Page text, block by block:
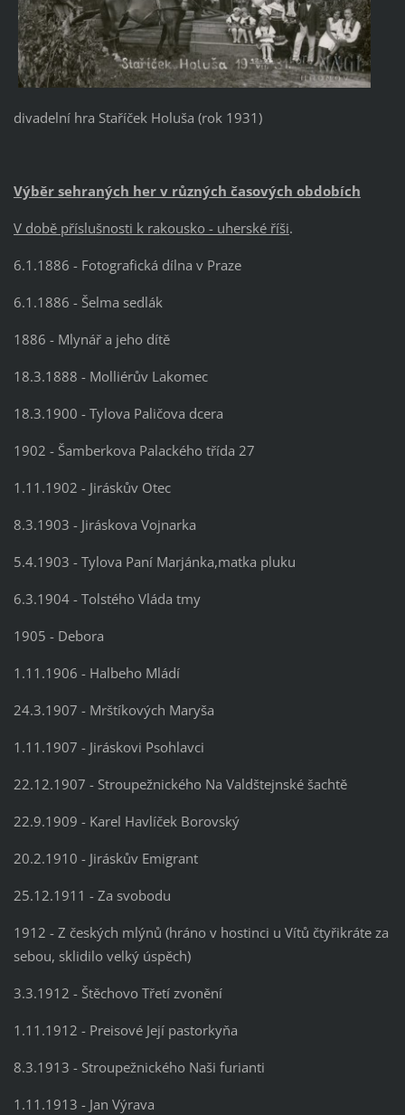
divadelní hra Staříček Holuša (rok 1931)
Výběr sehraných her v různých časových obdobích
V době příslušnosti k rakousko - uherské říši.
6.1.1886 - Fotografická dílna v Praze
6.1.1886 - Šelma sedlák
1886 - Mlynář a jeho dítě
18.3.1888 - Molliérův Lakomec
18.3.1900 - Tylova Paličova dcera
1902 - Šamberkova Palackého třída 27
1.11.1902 - Jiráskův Otec
8.3.1903 - Jiráskova Vojnarka
5.4.1903 - Tylova Paní Marjánka,matka pluku
6.3.1904 - Tolstého Vláda tmy
1905 - Debora
1.11.1906 - Halbeho Mládí
24.3.1907 - Mrštíkových Maryša
1.11.1907 - Jiráskovi Psohlavci
22.12.1907 - Stroupežnického Na Valdštejnské šachtě
22.9.1909 - Karel Havlíček Borovský
20.2.1910 - Jiráskův Emigrant
25.12.1911 - Za svobodu
1912 - Z českých mlýnů (hráno v hostinci u Vítů čtyřikráte za
sebou, sklidilo velký úspěch)
3.3.1912 - Štěchovo Třetí zvonění
1.11.1912 - Preisové Její pastorkyňa
8.3.1913 - Stroupežnického Naši furianti
1.11.1913 - Jan Výrava